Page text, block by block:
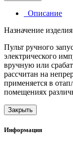
Описание
Назначение изделия
Пульт ручного
электрического
вручную или
рассчитан на
применяется в
помещениях
Закрыть
Информация